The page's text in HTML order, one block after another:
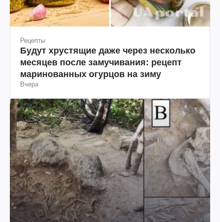
Рецепты
Будут хрустящие даже через несколько
месяцев после замучивания: рецепт
маринованных огурцов на зиму
Вчера